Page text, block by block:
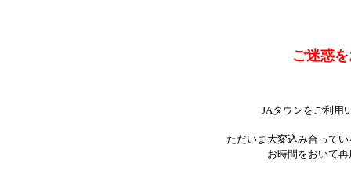
ご迷惑
JAタウンをご利用
ただいま大変込み合って
お時間をおいて